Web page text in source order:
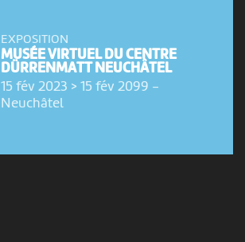
EXPOSITION
MUSÉE VIRTUEL DU CENTRE
DÜRRENMATT NEUCHÂTEL
15 fév 2023 > 15 fév 2099 -
Neuchâtel